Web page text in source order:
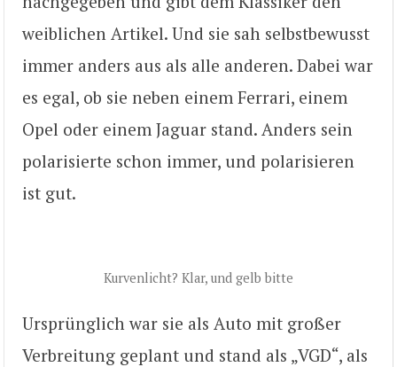
weiblichen Artikel. Und sie sah selbstbewusst
immer anders aus als alle anderen. Dabei war
es egal, ob sie neben einem Ferrari, einem
Opel oder einem Jaguar stand. Anders sein
polarisierte schon immer, und polarisieren
ist gut.
Kurvenlicht? Klar, und gelb bitte
Ursprünglich war sie als Auto mit großer
Verbreitung geplant und stand als „VGD“, als